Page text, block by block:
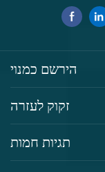
הירשם כמנוי
זקוק לעזרה
תגיות חמות